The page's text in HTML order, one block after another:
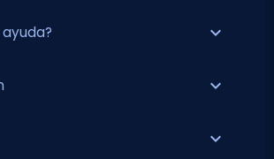
expand_more
expand_more
expand_more